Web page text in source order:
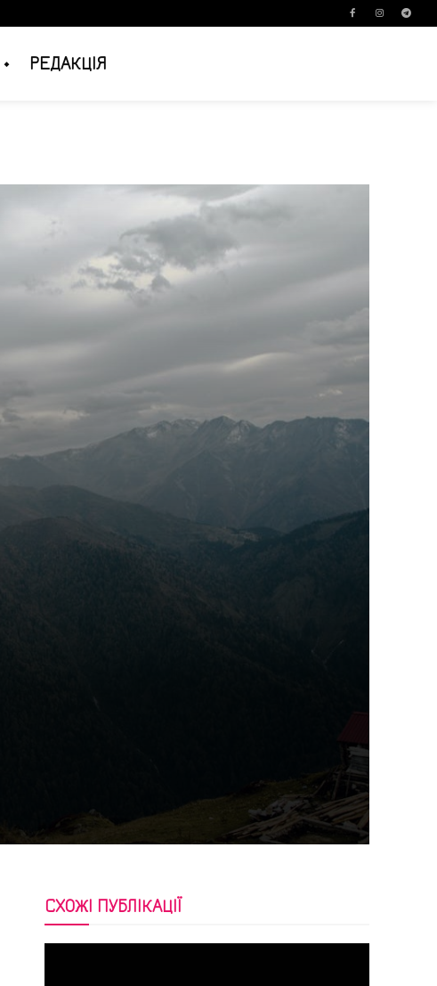
РЕДАКЦІЯ
СХОЖІ ПУБЛІКАЦІЇ